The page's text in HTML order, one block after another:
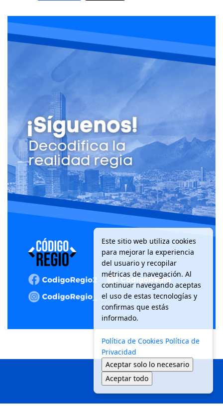
Este sitio web utiliza cookies
para mejorar la experiencia
del usuario y recopilar
métricas de navegación. Al
continuar navegando aceptas
el uso de estas tecnologías y
confirmas que estás
informado.
Política de Cookies Política de
Privacidad
Aceptar solo lo necesario
Aceptar todo